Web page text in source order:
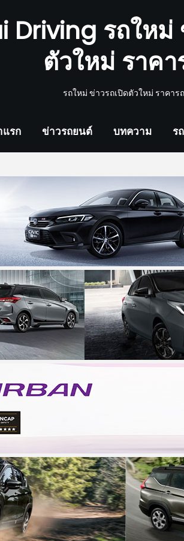
Driving รถใหม่
ตัวใหม่ ราคา
รถใหม่ ข่าวรถเปิดตัวใหม่ ราคารถ
แรก ข่าวรถยนต์ บทความ ร